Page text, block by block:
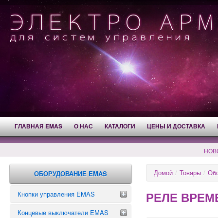
ГЛАВНАЯ EMAS О НАС КАТАЛОГИ ЦЕНЫ И ДОСТАВКА
ОБОРУДОВАНИЕ EMAS
Кнопки управления EMAS
Аварийные кнопки
Концевые выключатели EMAS
Домой / Товары /
РЕЛЕ